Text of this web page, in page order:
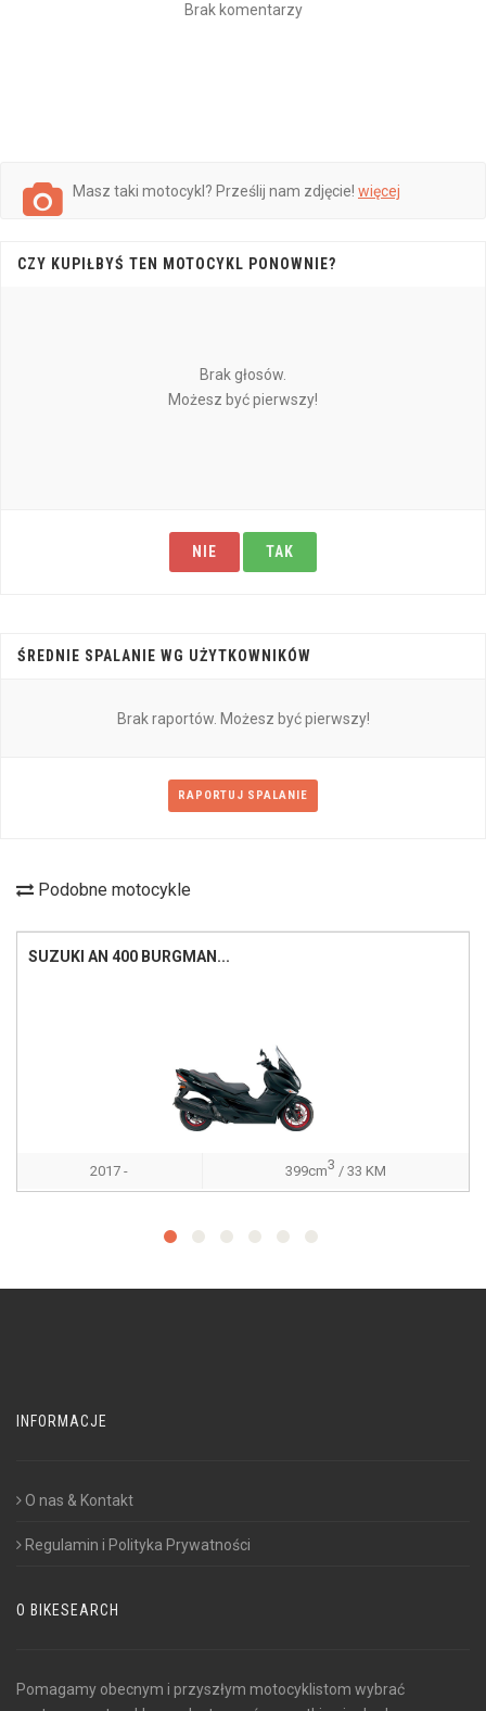
Brak komentarzy
Masz taki motocykl? Prześlij nam zdjęcie! więcej
CZY KUPIŁBYŚ TEN MOTOCYKL PONOWNIE?
Brak głosów.
Możesz być pierwszy!
NIE TAK
ŚREDNIE SPALANIE WG UŻYTKOWNIKÓW
Brak raportów. Możesz być pierwszy!
RAPORTUJ SPALANIE
Podobne motocykle
SUZUKI AN 400 BURGMAN...
2017 - 399cm3 / 33 KM
INFORMACJE
O nas & Kontakt
Regulamin i Polityka Prywatności
O BIKESEARCH
Pomagamy obecnym i przyszłym motocyklistom wybrać